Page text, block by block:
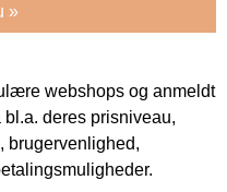
»
webshops og anmeldt
deres prisniveau,
brugervenlighed,